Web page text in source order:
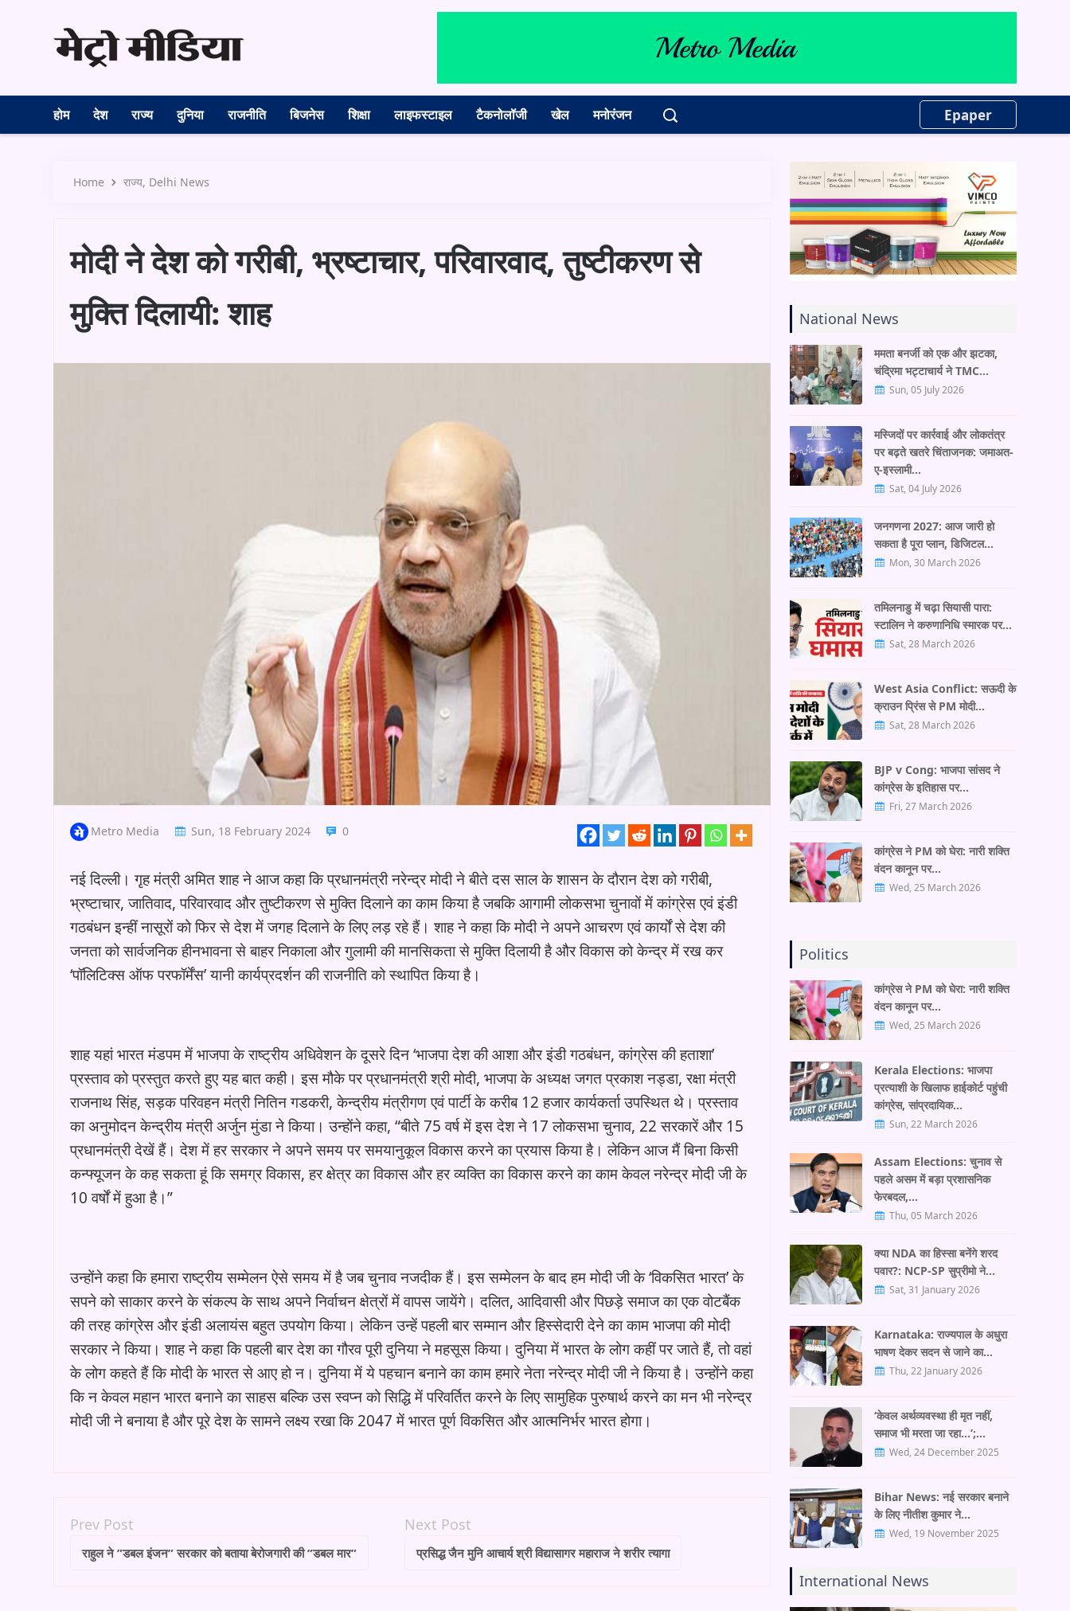
होम देश राज्य दुनिया राजनीति बिजनेस शिक्षा लाइफस्टाइल टैकनोलॉजी खेल मनोरंजन Epaper
Home राज्य Delhi News
मोदी ने देश को गरीबी, भ्रष्टाचार, परिवारवाद, तुष्टीकरण से
मुक्ति दिलायी: शाह
Metro Media Sun, 18 February 2024 0
नई दिल्ली। गृह मंत्री अमित शाह ने आज कहा कि प्रधानमंत्री नरेन्द्र मोदी ने बीते दस साल के शासन के दौरान देश को गरीबी,
भ्रष्टाचार, जातिवाद, परिवारवाद और तुष्टीकरण से मुक्ति दिलाने का काम किया है जबकि आगामी लोकसभा चुनावों में कांग्रेस एवं इंडी
गठबंधन इन्हीं नासूरों को फिर से देश में जगह दिलाने के लिए लड़ रहे हैं। शाह ने कहा कि मोदी ने अपने आचरण एवं कार्यों से देश की
जनता को सार्वजनिक हीनभावना से बाहर निकाला और गुलामी की मानसिकता से मुक्ति दिलायी है और विकास को केन्द्र में रख कर
‘पॉलिटिक्स ऑफ परफॉर्मेंस’ यानी कार्यप्रदर्शन की राजनीति को स्थापित किया है।
शाह यहां भारत मंडपम में भाजपा के राष्ट्रीय अधिवेशन के दूसरे दिन ‘भाजपा देश की आशा और इंडी गठबंधन, कांग्रेस की हताशा’
प्रस्ताव को प्रस्तुत करते हुए यह बात कही। इस मौके पर प्रधानमंत्री श्री मोदी, भाजपा के अध्यक्ष जगत प्रकाश नड्डा, रक्षा मंत्री
राजनाथ सिंह, सड़क परिवहन मंत्री नितिन गडकरी, केन्द्रीय मंत्रीगण एवं पार्टी के करीब 12 हजार कार्यकर्ता उपस्थित थे। प्रस्ताव
का अनुमोदन केन्द्रीय मंत्री अर्जुन मुंडा ने किया। उन्होंने कहा, “बीते 75 वर्ष में इस देश ने 17 लोकसभा चुनाव, 22 सरकारें और 15
प्रधानमंत्री देखें हैं। देश में हर सरकार ने अपने समय पर समयानुकूल विकास करने का प्रयास किया है। लेकिन आज मैं बिना किसी
कन्फ्यूजन के कह सकता हूं कि समग्र विकास, हर क्षेत्र का विकास और हर व्यक्ति का विकास करने का काम केवल नरेन्द्र मोदी जी के
10 वर्षों में हुआ है।”
उन्होंने कहा कि हमारा राष्ट्रीय सम्मेलन ऐसे समय में है जब चुनाव नजदीक हैं। इस सम्मेलन के बाद हम मोदी जी के ‘विकसित भारत’ के
सपने को साकार करने के संकल्प के साथ अपने निर्वाचन क्षेत्रों में वापस जायेंगे। दलित, आदिवासी और पिछड़े समाज का एक वोटबैंक
की तरह कांग्रेस और इंडी अलायंस बहुत उपयोग किया। लेकिन उन्हें पहली बार सम्मान और हिस्सेदारी देने का काम भाजपा की मोदी
सरकार ने किया। शाह ने कहा कि पहली बार देश का गौरव पूरी दुनिया ने महसूस किया। दुनिया में भारत के लोग कहीं पर जाते हैं, तो वहां
के लोग कहते हैं कि मोदी के भारत से आए हो न। दुनिया में ये पहचान बनाने का काम हमारे नेता नरेन्द्र मोदी जी ने किया है। उन्होंने कहा
कि न केवल महान भारत बनाने का साहस बल्कि उस स्वप्न को सिद्धि में परिवर्तित करने के लिए सामुहिक पुरुषार्थ करने का मन भी नरेन्द्र
मोदी जी ने बनाया है और पूरे देश के सामने लक्ष्य रखा कि 2047 में भारत पूर्ण विकसित और आत्मनिर्भर भारत होगा।
Prev Post
राहुल ने ”डबल इंजन” सरकार को बताया बेरोजगारी की ”डबल मार”
Next Post
प्रसिद्ध जैन मुनि आचार्य श्री विद्यासागर महाराज ने शरीर त्यागा
National News
ममता बनर्जी को एक और झटका,
चंद्रिमा भट्टाचार्य ने TMC…
Sun, 05 July 2026
मस्जिदों पर कार्रवाई और लोकतंत्र
पर बढ़ते खतरे चिंताजनक: जमाअत-
ए-इस्लामी…
Sat, 04 July 2026
जनगणना 2027: आज जारी हो
सकता है पूरा प्लान, डिजिटल…
Mon, 30 March 2026
तमिलनाडु में चढ़ा सियासी पारा:
स्टालिन ने करुणानिधि स्मारक पर…
Sat, 28 March 2026
West Asia Conflict: सऊदी के
क्राउन प्रिंस से PM मोदी…
Sat, 28 March 2026
BJP v Cong: भाजपा सांसद ने
कांग्रेस के इतिहास पर…
Fri, 27 March 2026
कांग्रेस ने PM को घेरा: नारी शक्ति
वंदन कानून पर…
Wed, 25 March 2026
Politics
कांग्रेस ने PM को घेरा: नारी शक्ति
वंदन कानून पर…
Wed, 25 March 2026
Kerala Elections: भाजपा
प्रत्याशी के खिलाफ हाईकोर्ट पहुंची
कांग्रेस, सांप्रदायिक…
Sun, 22 March 2026
Assam Elections: चुनाव से
पहले असम में बड़ा प्रशासनिक
फेरबदल,…
Thu, 05 March 2026
क्या NDA का हिस्सा बनेंगे शरद
पवार?: NCP-SP सुप्रीमो ने…
Sat, 31 January 2026
Karnataka: राज्यपाल के अधुरा
भाषण देकर सदन से जाने का…
Thu, 22 January 2026
‘केवल अर्थव्यवस्था ही मृत नहीं,
समाज भी मरता जा रहा…’;…
Wed, 24 December 2025
Bihar News: नई सरकार बनाने
के लिए नीतीश कुमार ने…
Wed, 19 November 2025
International News